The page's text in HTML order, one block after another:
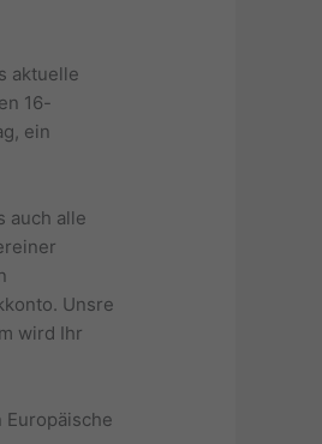
aktuelle
16-
ein
auch alle
Unsre
wird Ihr